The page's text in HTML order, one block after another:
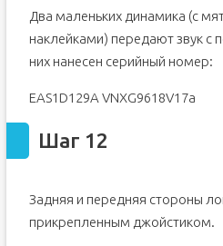
Два маленьких динамика (с
наклейками) передают звук с
них нанесен серийный номер:
EAS1D129A VNXG9618V17a
Шаг 12
Задняя и передняя стороны
прикрепленным джойстиком.